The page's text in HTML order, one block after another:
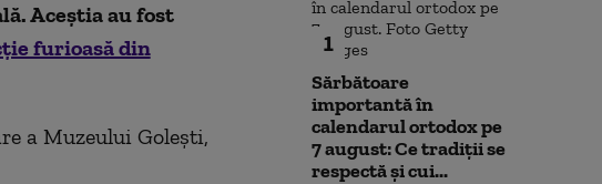
Aceștia au fost
furioasă din
a Muzeului Golești,
1
Sărbătoare
importantă în
calendarul ortodox pe
7 august: Ce tradiții se
respectă și cui...